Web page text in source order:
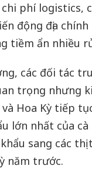
phí logistics,
động địa
tiềm ẩn nhiều
các đối tác
trọng nhưng
Hoa Kỳ tiếp
lớn nhất của cà
sang các thị
năm trước.